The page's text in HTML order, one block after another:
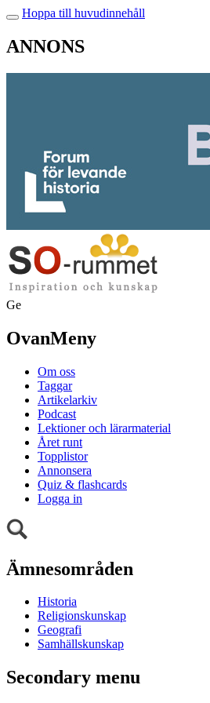
Hoppa till huvudinnehåll
ANNONS
Ge
OvanMeny
Om oss
Taggar
Artikelarkiv
Podcast
Lektioner och lärarmaterial
Året runt
Topplistor
Annonsera
Quiz & flashcards
Logga in
Ämnesområden
Historia
Religionskunskap
Geografi
Samhällskunskap
Secondary menu